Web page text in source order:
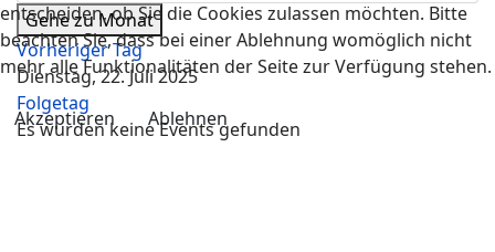
Gehe zu Monat
Vorheriger Tag
Dienstag, 22. Juli 2025
Folgetag
Es wurden keine Events gefunden
entscheiden, ob Sie die Cookies zulassen möchten. Bitte
beachten Sie, dass bei einer Ablehnung womöglich nicht
mehr alle Funktionalitäten der Seite zur Verfügung stehen.
Akzeptieren Ablehnen